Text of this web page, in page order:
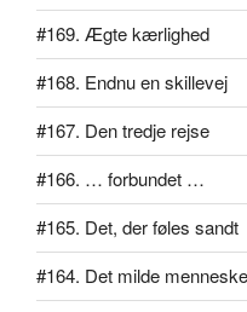
#169. Ægte kærlighed
#168. Endnu en skillevej
#167. Den tredje rejse
#166. … forbundet …
#165. Det, der føles sandt
#164. Det milde menneske